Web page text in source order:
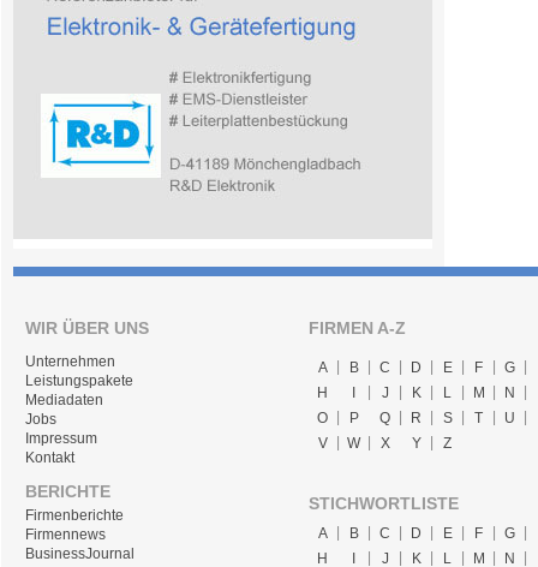
WIR ÜBER UNS
Unternehmen
Leistungspakete
Mediadaten
Jobs
Impressum
Kontakt
BERICHTE
Firmenberichte
Firmennews
BusinessJournal
FIRMEN A-Z
A B C D E F
G
H
J K L M
N
O
P Q R S T
U
V
W X Y Z
STICHWORTLISTE
A B C D E F
G
H
J K L M N